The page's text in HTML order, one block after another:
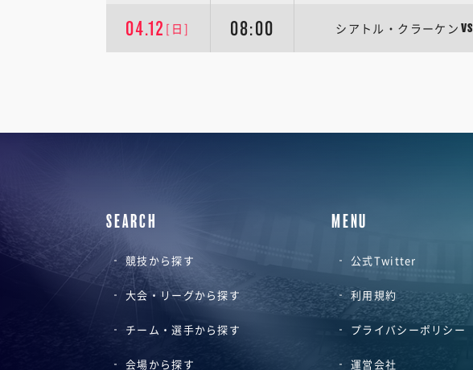
04.12 [日] 08:00 シアトル・クラーケン VS
SEARCH
競技から探す
大会・リーグから探す
チーム・選手から探す
会場から探す
MENU
公式Twitter
利用規約
プライバシーポリシー
運営会社